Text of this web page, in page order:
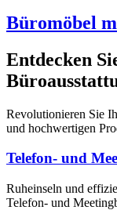
Büromöbel
Entdecken
Revolutionieren Sie
und hochwertigen
Telefon- und
Ruheinseln und
Telefon- und